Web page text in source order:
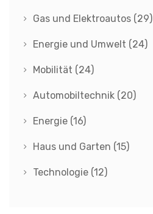
Gas und Elektroautos (29)
Energie und Umwelt (24)
Mobilität (24)
Automobiltechnik (20)
Energie (16)
Haus und Garten (15)
Technologie (12)